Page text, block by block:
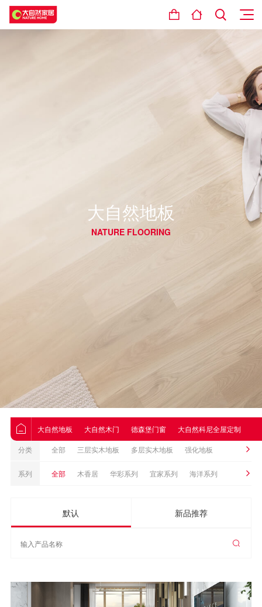
大自然地板
NATURE FLOORING
大自然地板 大自然木门 德森堡门窗 大自然科尼全屋定制
分类 全部 三层实木地板 多层实木地板 强化地板
Nature原装进口地板 地板配件 实木地板
系列 全部 木香居 华彩系列 宜家系列 海洋系列
轻奢系列 卷材系列
远东白蜡
踢脚线 Original原创系列 Supreme至尊系列
默认 新品推荐